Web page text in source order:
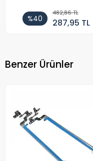
%40
482,86 TL
287,95 TL
Benzer Ürünler